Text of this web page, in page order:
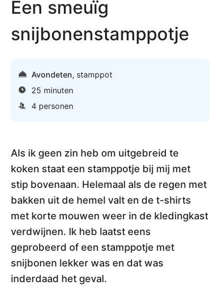
Een smeuïg
snijbonenstamppotje
Avondeten, stamppot
25 minuten
4 personen
Als ik geen zin heb om uitgebreid te
koken staat een stamppotje bij mij met
stip bovenaan. Helemaal als de regen met
bakken uit de hemel valt en de t-shirts
met korte mouwen weer in de kledingkast
verdwijnen. Ik heb laatst eens
geprobeerd of een stamppotje met
snijbonen lekker was en dat was
inderdaad het geval.